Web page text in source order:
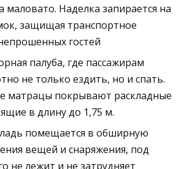
маловато. Наделка запирается на
защищая транспортное
гостей
палуба, где пассажирам
не только ездить, но и спать.
матрацы покрывают раскладные
в длину до 1,75 м.
помещается в обширную
вещей и снаряжения, под
не лежит и не затрудняет